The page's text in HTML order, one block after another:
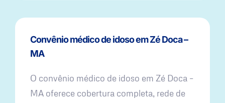
Convênio médico de idoso em Zé Doca –
MA
O convênio médico de idoso em Zé Doca –
MA oferece cobertura completa, rede de